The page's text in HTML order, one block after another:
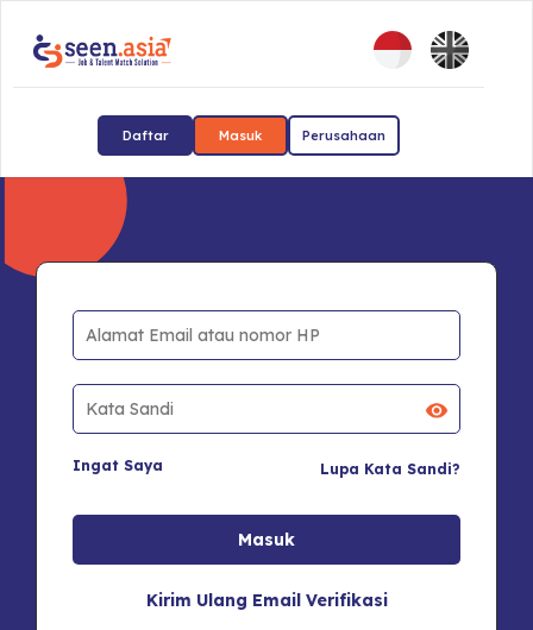
Daftar Masuk Perusahaan
Ingat Saya Lupa Kata Sandi?
Kirim Ulang Email Verifikasi